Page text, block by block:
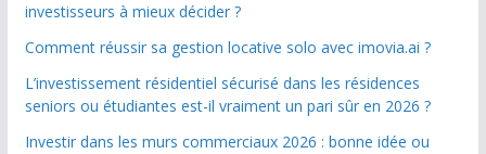
investisseurs à mieux décider ?
Comment réussir sa gestion locative solo avec imovia.ai ?
L’investissement résidentiel sécurisé dans les résidences
seniors ou étudiantes est-il vraiment un pari sûr en 2026 ?
Investir dans les murs commerciaux 2026 : bonne idée ou